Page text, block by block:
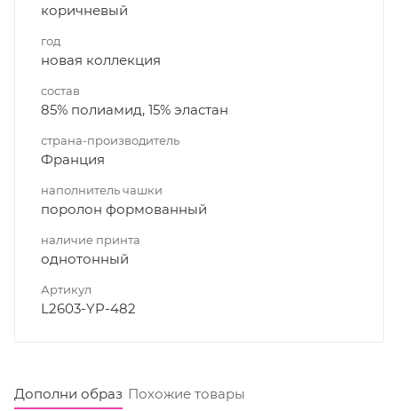
коричневый
год
новая коллекция
состав
85% полиамид, 15% эластан
страна-производитель
Франция
наполнитель чашки
поролон формованный
наличие принта
однотонный
Артикул
L2603-YP-482
Дополни образ Похожие товары